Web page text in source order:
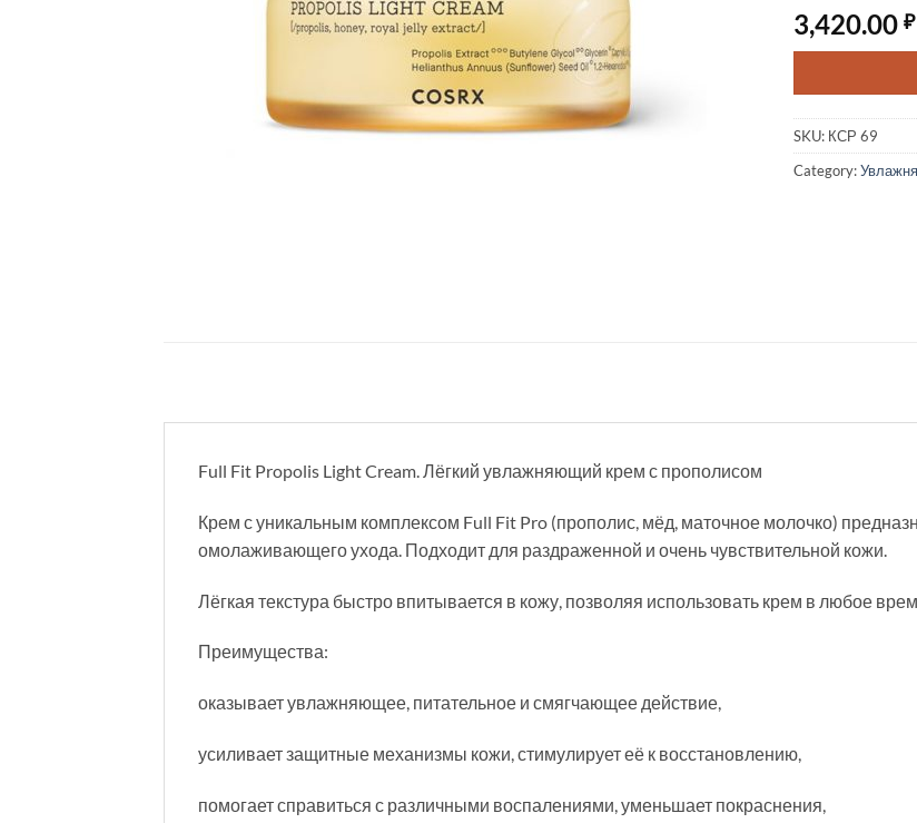
3,420.00 ₽
SKU: КСР 69
Category:
Full Fit Propolis Light Cream. Лёгкий увлажняющий крем с прополисом
Крем с уникальным комплексом Full Fit Pro (прополис, мёд, маточное молочко)
омолаживающего ухода. Подходит для раздраженной и очень чувствительной кожи.
Лёгкая текстура быстро впитывается в кожу, позволяя использовать крем в любое
Преимущества:
оказывает увлажняющее, питательное и смягчающее действие,
усиливает защитные механизмы кожи, стимулирует её к восстановлению,
помогает справиться с различными воспалениями, уменьшает покраснения,